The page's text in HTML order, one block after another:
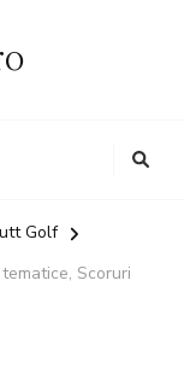
Golf
Scoruri